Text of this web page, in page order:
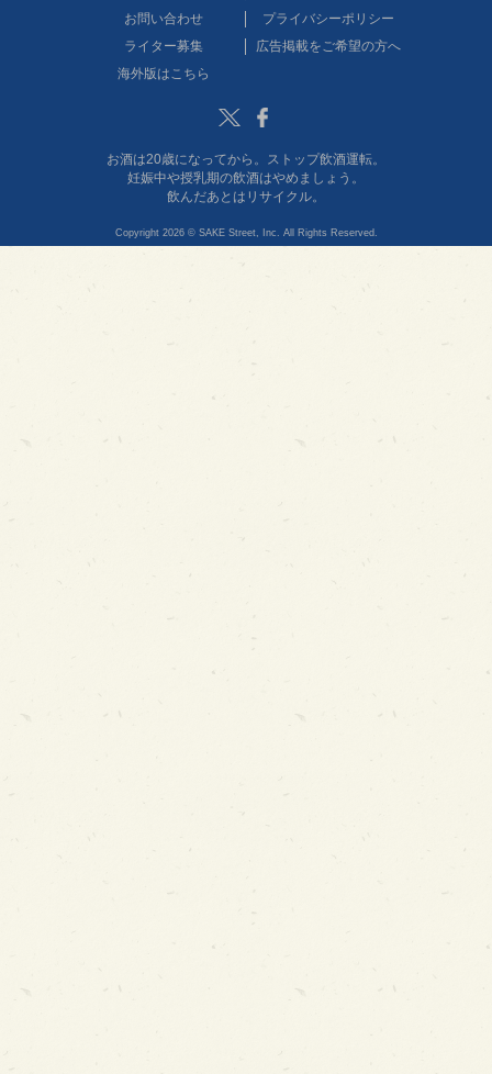
お問い合わせ
プライバシーポリシー
ライター募集
広告掲載をご希望の方へ
海外版はこちら
Twitter
お酒は20歳になってから。ストップ飲酒運転。
妊娠中や授乳期の飲酒はやめましょう。
飲んだあとはリサイクル。
Copyright 2026 © SAKE Street, Inc. All Rights Reserved.